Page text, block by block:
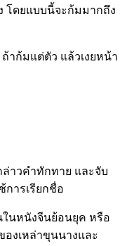
โดยแบบนี้จะก้มมากถึง
าก้มแต่ตัว แล้วเงยหน้า
าวคำทักทาย และจับ
ารเรียกชื่อ
ในหนังจีนย้อนยุค หรือ
องเหล่าขุนนางและ